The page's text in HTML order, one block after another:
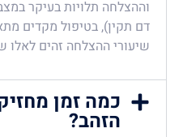
וההצלחה תלויות בעיקר
דם תקין), בטיפול מקדים
שיעורי ההצלחה זהים לאלו
כמה זמן
הזהב?